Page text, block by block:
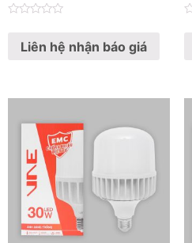
outLiên hệ nhận báo giá